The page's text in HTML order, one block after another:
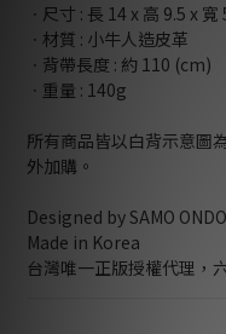
ㆍ尺寸 : 長 14 x 高 9.5 x
ㆍ材質 : 小牛人造皮革
ㆍ背帶長度 : 約 110 (cm)
ㆍ重量 : 140g
所有商品皆以白背示意圖
外加購。
Designed by SAMO
Made in Korea
台灣唯一正版授權代理，